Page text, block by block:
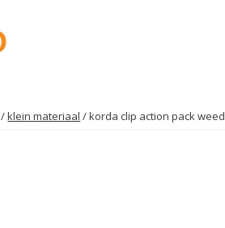
/klein materiaal / korda clip action pack weed